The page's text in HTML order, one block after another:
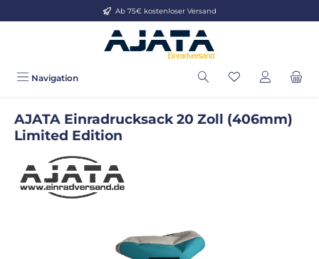
Zum Hauptinhalt springenAb 75€ kostenloser Versand
Navigation
AJATA Einradrucksack 20 Zoll (406mm)
Limited Edition
Bildergalerie überspringen